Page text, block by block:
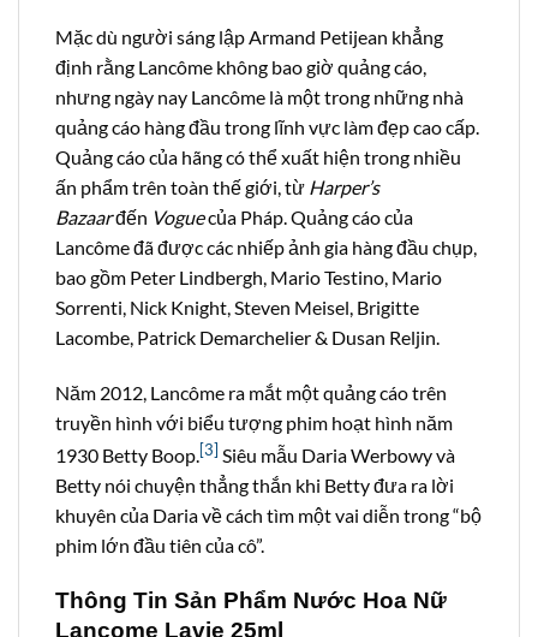
Mặc dù người sáng lập Armand Petijean khẳng
định rằng Lancôme không bao giờ quảng cáo,
nhưng ngày nay Lancôme là một trong những nhà
quảng cáo hàng đầu trong lĩnh vực làm đẹp cao cấp.
Quảng cáo của hãng có thể xuất hiện trong nhiều
ấn phẩm trên toàn thế giới, từ Harper’s
Bazaarđến Voguecủa Pháp. Quảng cáo của
Lancôme đã được các nhiếp ảnh gia hàng đầu chụp,
bao gồm Peter Lindbergh, Mario Testino, Mario
Sorrenti, Nick Knight, Steven Meisel, Brigitte
Lacombe, Patrick Demarchelier & Dusan Reljin.
Năm 2012, Lancôme ra mắt một quảng cáo trên
truyền hình với biểu tượng phim hoạt hình năm
1930 Betty Boop.[3] Siêu mẫu Daria Werbowy và
Betty nói chuyện thẳng thắn khi Betty đưa ra lời
khuyên của Daria về cách tìm một vai diễn trong “bộ
phim lớn đầu tiên của cô”.
Thông Tin Sản Phẩm Nước Hoa Nữ
Lancome Lavie 25ml